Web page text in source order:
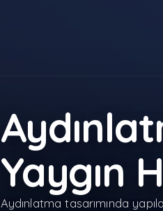
Yaygın
Aydınlatma tasarımında